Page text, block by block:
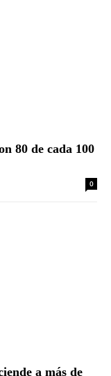
80 de cada 100
0
a más de